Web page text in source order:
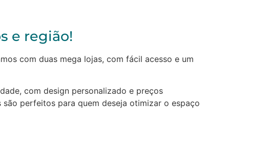
e região!​
com duas mega lojas, com fácil acesso e um
com design personalizado e preços
perfeitos para quem deseja otimizar o espaço